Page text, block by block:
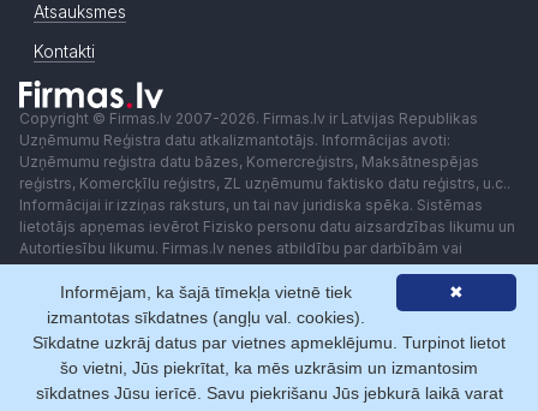
Atsauksmes
Kontakti
Copyright © Firmas.lv 2007-2026. Firmas.lv ir Latvijas Republikas
Uzņēmumu Reģistra datu atkalizmantotājs. Informācijas avoti:
Uzņēmumu reģistra datu bāzes, Komercreģistrs, Maksātnespējas
reģistrs, Komercķīlu reģistrs, ZL uzņēmumu faktisko datu reģistrs, u.c..
Informācijai ir izziņas raksturs, un tai nav juridiska spēka. Sistēmas
lietotājs apņemas ievērot Fizisko personu datu aizsardzības likumu un
Autortiesību likumu. Firmas.lv nenes atbildību par darbībām vai
lēmumiem, kas balstīti uz saņemto pakalpojumu. Lietotājam aizliegts
izmantot jebkādas automatizētas sistēmas vai iekārtas (robotus)
piekļuvei sistēmai bez rakstiskas saskaņošanas ar Firmas.lv. Galvenā
redaktore: Ingūna Pempere.
Lietošanas noteikumi
Privātuma politika Norēķini ar
✖
Informējam, ka šajā tīmekļa vietnē tiek
izmantotas sīkdatnes (angļu val. cookies).
Sīkdatne uzkrāj datus par vietnes apmeklējumu. Turpinot lietot
šo vietni, Jūs piekrītat, ka mēs uzkrāsim un izmantosim
sīkdatnes Jūsu ierīcē. Savu piekrišanu Jūs jebkurā laikā varat